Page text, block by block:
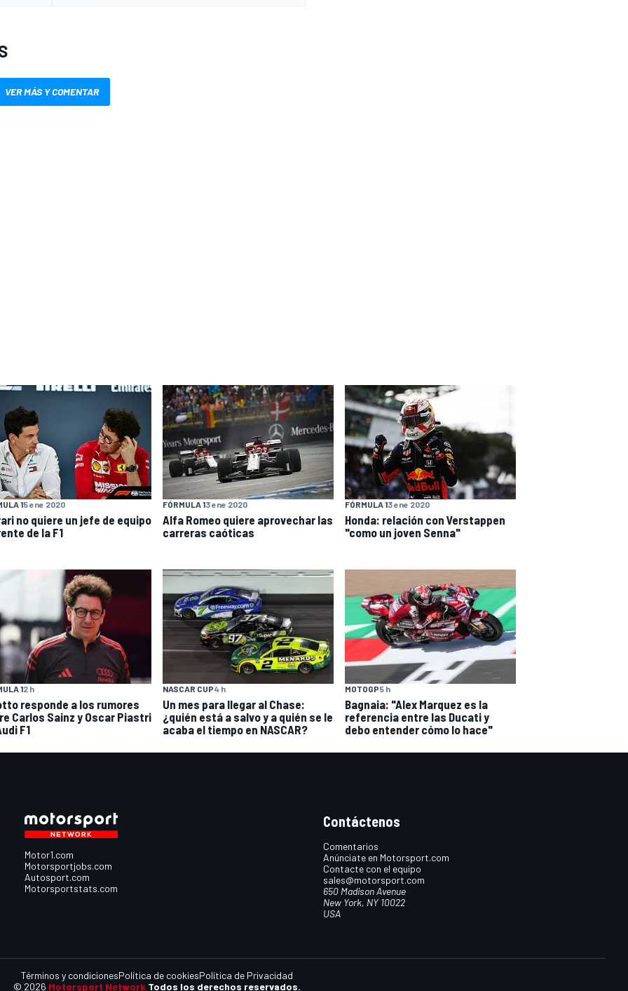
VER MÁS Y COMENTAR
15 ene 2020
no quiere un jefe de equipo
de la F1
FÓRMULA 13 ene 2020
Alfa Romeo quiere aprovechar las
carreras caóticas
FÓRMULA 13 ene 2020
Honda: relación con Verstappen
"como un joven Senna"
12 h
responde a los rumores
Carlos Sainz y Oscar Piastri
F1
NASCAR CUP4 h
Un mes para llegar al Chase:
¿quién está a salvo y a quién se le
acaba el tiempo en NASCAR?
MOTOGP5 h
Bagnaia: "Alex Marquez es la
referencia entre las Ducati y
debo entender cómo lo hace"
Motor1.com
Motorsportjobs.com
Autosport.com
Motorsportstats.com
Contáctenos
Comentarios
Anúnciate en Motorsport.com
Contacte con el equipo
sales@motorsport.com
650 Madison Avenue
New York, NY 10022
USA
© 2026 Motorsport Network Todos los derechos reservados.
Términos y condicionesPolítica de cookiesPolítica de Privacidad